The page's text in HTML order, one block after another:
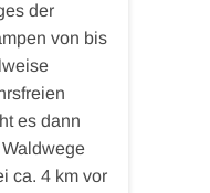
der
von bis
es dann
ca. 4 km vor